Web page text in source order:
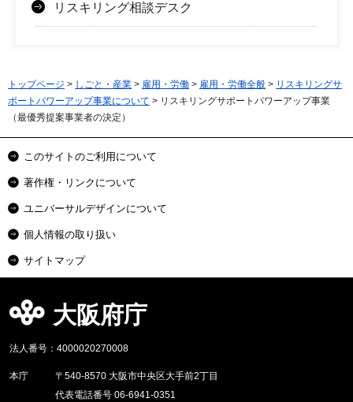
リスキリング相談デスク
トップページ > しごと・産業 > 雇用・労働 > 雇用・労働全般 > リスキリングサ
ポートパワーアップ事業について > リスキリングサポートパワーアップ事業
（最優秀提案事業者の決定）
このサイトのご利用について
著作権・リンクについて
ユニバーサルデザインについて
個人情報の取り扱い
サイトマップ
大阪府庁
法人番号：4000020270008
本庁
〒540-8570 大阪市中央区大手前2丁目
代表電話番号 06-6941-0351